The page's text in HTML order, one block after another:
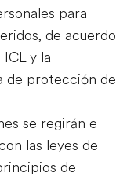
para
de acuerdo
y la
de protección de
se regirán e
las leyes de
de